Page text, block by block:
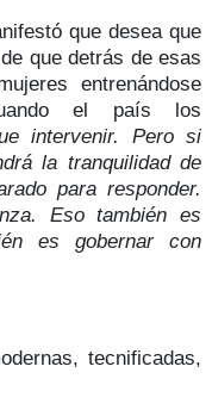
que desea que
que detrás de esas
entrenándose
el país los
intervenir. Pero si
la tranquilidad de
para responder.
Eso también es
es gobernar con
tecnificadas,